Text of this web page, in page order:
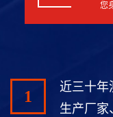
您
1
近三十年
生产厂家